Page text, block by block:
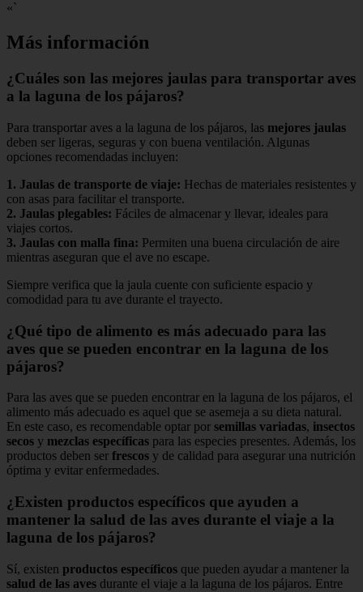
«`
Más información
¿Cuáles son las mejores jaulas para transportar aves
a la laguna de los pájaros?
Para transportar aves a la laguna de los pájaros, las mejores jaulas
deben ser ligeras, seguras y con buena ventilación. Algunas
opciones recomendadas incluyen:
1. Jaulas de transporte de viaje: Hechas de materiales resistentes y
con asas para facilitar el transporte.
2. Jaulas plegables: Fáciles de almacenar y llevar, ideales para
viajes cortos.
3. Jaulas con malla fina: Permiten una buena circulación de aire
mientras aseguran que el ave no escape.
Siempre verifica que la jaula cuente con suficiente espacio y
comodidad para tu ave durante el trayecto.
¿Qué tipo de alimento es más adecuado para las
aves que se pueden encontrar en la laguna de los
pájaros?
Para las aves que se pueden encontrar en la laguna de los pájaros, el
alimento más adecuado es aquel que se asemeja a su dieta natural.
En este caso, es recomendable optar por semillas variadas, insectos
secos y mezclas específicas para las especies presentes. Además, los
productos deben ser frescos y de calidad para asegurar una nutrición
óptima y evitar enfermedades.
¿Existen productos específicos que ayuden a
mantener la salud de las aves durante el viaje a la
laguna de los pájaros?
Sí, existen productos específicos que pueden ayudar a mantener la
salud de las aves durante el viaje a la laguna de los pájaros. Entre